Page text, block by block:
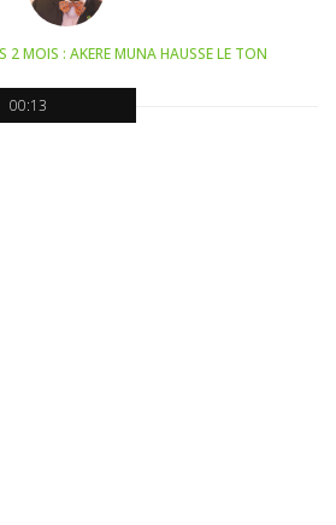
00:13
2 MOIS : AKERE MUNA HAUSSE LE TON